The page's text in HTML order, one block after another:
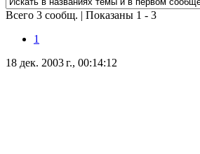
Всего 3 сообщ. | Показаны 1 - 3
1
18 дек. 2003 г., 00:14:12